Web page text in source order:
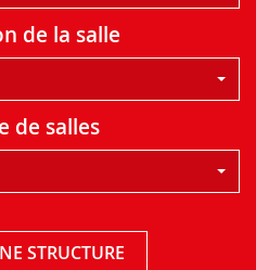
de la salle
de salles
STRUCTURE